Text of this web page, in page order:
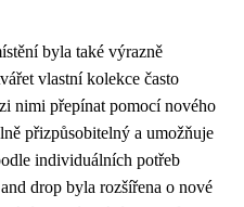
byla také výrazně
vlastní kolekce často
nimi přepínat pomocí nového
přizpůsobitelný a umožňuje
individuálních potřeb
drop byla rozšířena o nové